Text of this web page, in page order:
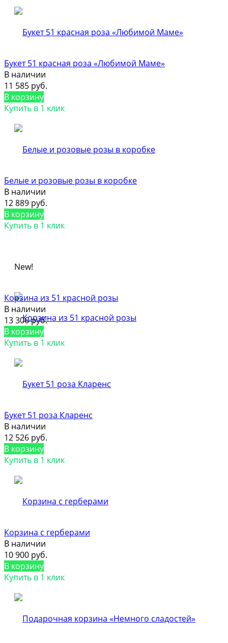
Букет 51 красная роза «Любимой Маме»
В наличии
11 585 руб.
В корзину
Купить в 1 клик
Белые и розовые розы в коробке
В наличии
12 889 руб.
В корзину
Купить в 1 клик
New!
Корзина из 51 красной розы
В наличии
13 306 руб.
В корзину
Купить в 1 клик
Букет 51 роза Кларенс
В наличии
12 526 руб.
В корзину
Купить в 1 клик
Корзина с герберами
В наличии
10 900 руб.
В корзину
Купить в 1 клик